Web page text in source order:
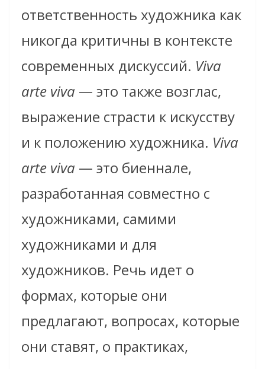
ответственность художника как
никогда критичны в контексте
современных дискуссий. Viva
arte viva — это также возглас,
выражение страсти к искусству
и к положению художника. Viva
arte viva — это биеннале,
разработанная совместно с
художниками, самими
художниками и для
художников. Речь идет о
формах, которые они
предлагают, вопросах, которые
они ставят, о практиках,